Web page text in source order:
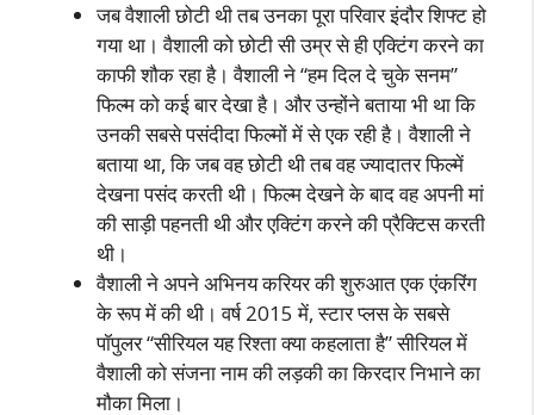
जब वैशाली छोटी थी तब उनका पूरा परिवार इंदौर शिफ्ट हो
गया था। वैशाली को छोटी सी उम्र से ही एक्टिंग करने का
काफी शौक रहा है। वैशाली ने “हम दिल दे चुके सनम”
फिल्म को कई बार देखा है। और उन्होंने बताया भी था कि
उनकी सबसे पसंदीदा फिल्मों में से एक रही है। वैशाली ने
बताया था, कि जब वह छोटी थी तब वह ज्यादातर फिल्में
देखना पसंद करती थी। फिल्म देखने के बाद वह अपनी मां
की साड़ी पहनती थी और एक्टिंग करने की प्रैक्टिस करती
थी।
वैशाली ने अपने अभिनय करियर की शुरुआत एक एंकरिंग
के रूप में की थी। वर्ष 2015 में, स्टार प्लस के सबसे
पॉपुलर “सीरियल यह रिश्ता क्या कहलाता है” सीरियल में
वैशाली को संजना नाम की लड़की का किरदार निभाने का
मौका मिला।